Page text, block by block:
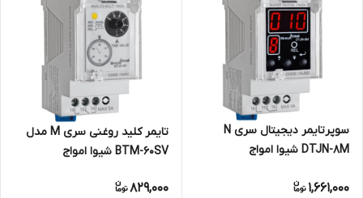
سوپرتایمر دیجیتال سری N
DTJN-8M شیوا امواج
1,661,000
تایمر کلید روغنی سری M مدل
BTM-60SV شیوا امواج
829,000